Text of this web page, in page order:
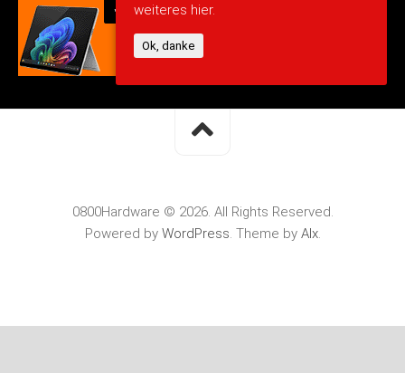
0800Hardware © 2026. All Rights Reserved.
Powered by WordPress. Theme by Alx.
weiteres hier.
Ok, danke